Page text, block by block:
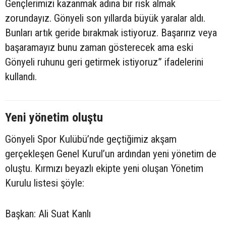
Gençlerimizi kazanmak adına bir risk almak
zorundayız. Gönyeli son yıllarda büyük yaralar aldı.
Bunları artık geride bırakmak istiyoruz. Başarırız veya
başaramayız bunu zaman gösterecek ama eski
Gönyeli ruhunu geri getirmek istiyoruz” ifadelerini
kullandı.
Yeni yönetim oluştu
Gönyeli Spor Kulübü’nde geçtiğimiz akşam
gerçekleşen Genel Kurul’un ardından yeni yönetim de
oluştu. Kırmızı beyazlı ekipte yeni oluşan Yönetim
Kurulu listesi şöyle:
Başkan: Ali Suat Kanlı